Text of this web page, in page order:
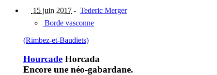
15 juin 2017 - Tederic Merger
Borde vasconne
(Rimbez-et-Baudiets)
Hourcade Horcada
Encore une néo-gabardane.